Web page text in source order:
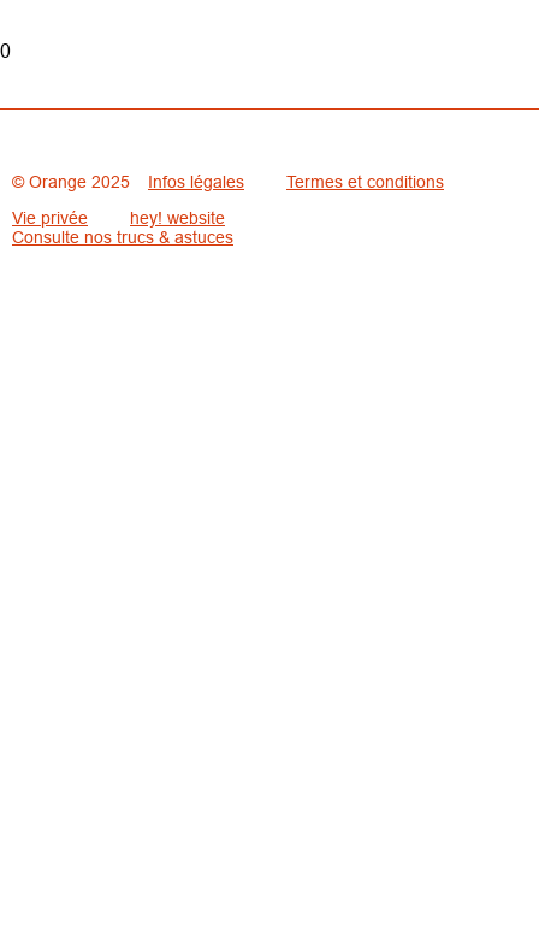
0
© Orange 2025 Infos légales
Termes et conditions
Vie privée
hey! website
Consulte nos trucs & astuces